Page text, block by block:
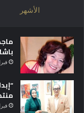
الأشهر
فبراير
فبراير